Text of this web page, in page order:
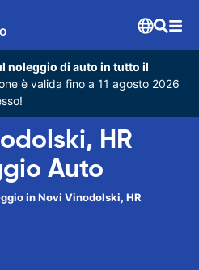
noleggio di auto in tutto il
è valida fino a 11 agosto 2026
HR
Auto
in Novi Vinodolski, HR